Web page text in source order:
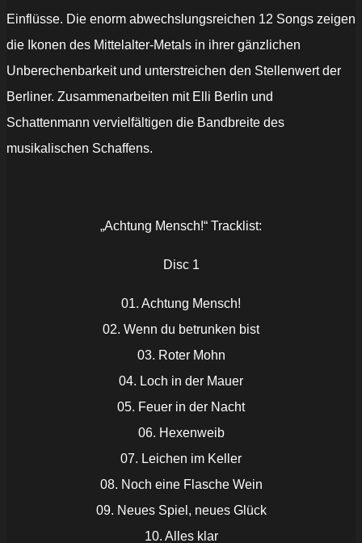
Einflüsse. Die enorm abwechslungsreichen 12 Songs zeigen
die Ikonen des Mittelalter-Metals in ihrer gänzlichen
Unberechenbarkeit und unterstreichen den Stellenwert der
Berliner. Zusammenarbeiten mit Elli Berlin und
Schattenmann vervielfältigen die Bandbreite des
musikalischen Schaffens.
„Achtung Mensch!“ Tracklist:
Disc 1
01. Achtung Mensch!
02. Wenn du betrunken bist
03. Roter Mohn
04. Loch in der Mauer
05. Feuer in der Nacht
06. Hexenweib
07. Leichen im Keller
08. Noch eine Flasche Wein
09. Neues Spiel, neues Glück
10. Alles klar